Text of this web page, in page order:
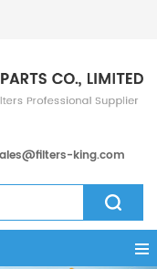
king.com